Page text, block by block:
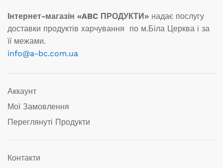
Інтернет-магазін «ABC ПРОДУКТИ» надає послугу
доставки продуктів харчування по м.Біла Церква і за
її межами.
info@a-bc.com.ua
Аккаунт
Мої Замовлення
Переглянуті Продукти
Контакти